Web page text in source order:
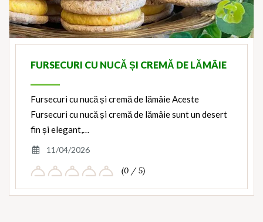
FURSECURI CU NUCĂ ȘI CREMĂ DE LĂMÂIE
Fursecuri cu nucă și cremă de lămâie Aceste
Fursecuri cu nucă și cremă de lămâie sunt un desert
fin și elegant,…
11/04/2026
(0 / 5)